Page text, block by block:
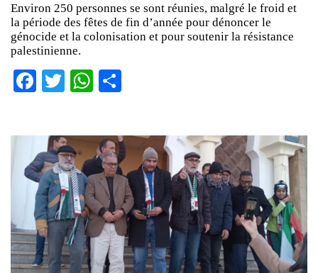
Environ 250 personnes se sont réunies, malgré le froid et
la période des fêtes de fin d’année pour dénoncer le
génocide et la colonisation et pour soutenir la résistance
palestinienne.
Facebook
TwitterWhatsApp